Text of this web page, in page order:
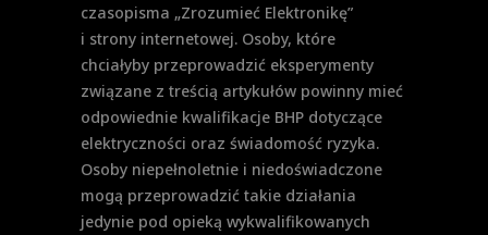
czasopisma „Zrozumieć Elektronikę”
i strony internetowej. Osoby, które
chciałyby przeprowadzić eksperymenty
związane z treścią artykułów powinny mieć
odpowiednie kwalifikacje BHP dotyczące
elektryczności oraz świadomość ryzyka.
Osoby niepełnoletnie i niedoświadczone
mogą przeprowadzić takie działania
jedynie pod opieką wykwalifikowanych